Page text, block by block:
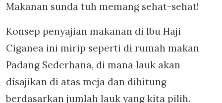
Makanan sunda tuh memang sehat-sehat!
Konsep penyajian makanan di Ibu Haji
Ciganea ini mirip seperti di rumah makan
Padang Sederhana, di mana lauk akan
disajikan di atas meja dan dihitung
berdasarkan jumlah lauk yang kita pilih.